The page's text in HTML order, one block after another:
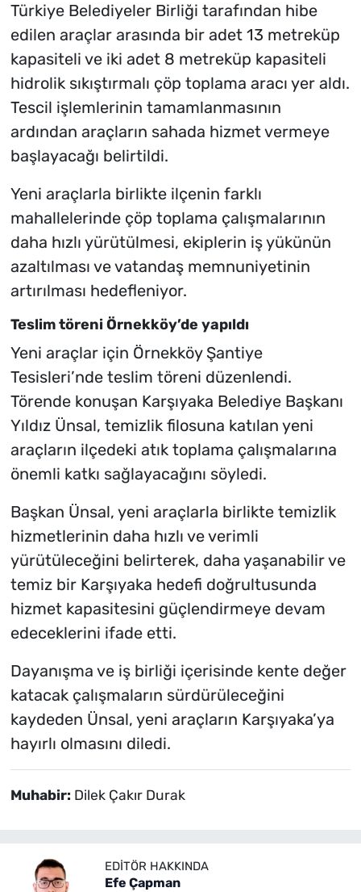
Türkiye Belediyeler Birliği tarafından hibe
edilen araçlar arasında bir adet 13 metreküp
kapasiteli ve iki adet 8 metreküp kapasiteli
hidrolik sıkıştırmalı çöp toplama aracı yer aldı.
Tescil işlemlerinin tamamlanmasının
ardından araçların sahada hizmet vermeye
başlayacağı belirtildi.
Yeni araçlarla birlikte ilçenin farklı
mahallelerinde çöp toplama çalışmalarının
daha hızlı yürütülmesi, ekiplerin iş yükünün
azaltılması ve vatandaş memnuniyetinin
artırılması hedefleniyor.
Teslim töreni Örnekköy’de yapıldı
Yeni araçlar için Örnekköy Şantiye
Tesisleri’nde teslim töreni düzenlendi.
Törende konuşan Karşıyaka Belediye Başkanı
Yıldız Ünsal, temizlik filosuna katılan yeni
araçların ilçedeki atık toplama çalışmalarına
önemli katkı sağlayacağını söyledi.
Başkan Ünsal, yeni araçlarla birlikte temizlik
hizmetlerinin daha hızlı ve verimli
yürütüleceğini belirterek, daha yaşanabilir ve
temiz bir Karşıyaka hedefi doğrultusunda
hizmet kapasitesini güçlendirmeye devam
edeceklerini ifade etti.
Dayanışma ve iş birliği içerisinde kente değer
katacak çalışmaların sürdürüleceğini
kaydeden Ünsal, yeni araçların Karşıyaka’ya
hayırlı olmasını diledi.
Muhabir: Dilek Çakır Durak
EDITÖR HAKKINDA
Efe Çapman